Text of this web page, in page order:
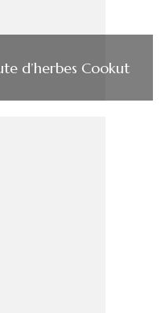
d’herbes Cookut